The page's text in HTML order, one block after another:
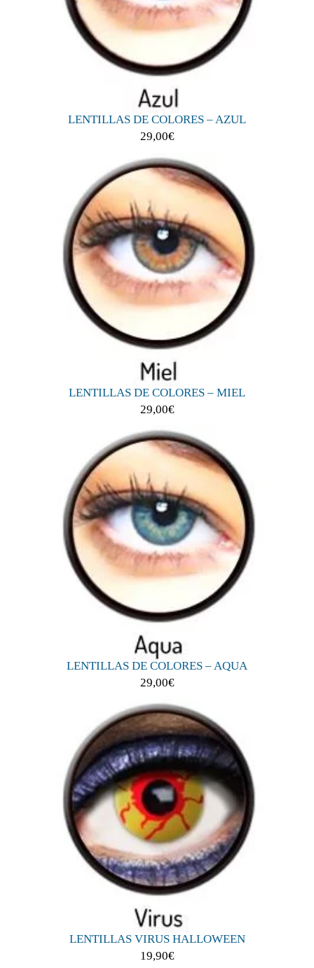
LENTILLAS DE COLORES – AZUL
29,00€
LENTILLAS DE COLORES – MIEL
29,00€
LENTILLAS DE COLORES – AQUA
29,00€
LENTILLAS VIRUS HALLOWEEN
19,90€